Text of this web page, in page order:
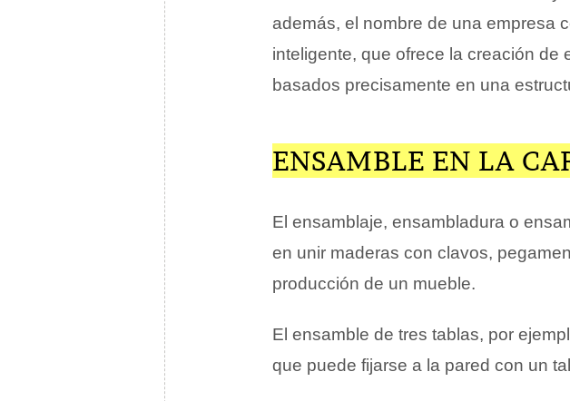
además, el nombre de una empresa
inteligente, que ofrece la creación de
basados precisamente en una
ENSAMBLE EN LA
El ensamblaje, ensambladura o
en unir maderas con clavos,
producción de un mueble.
El ensamble de tres tablas, por
que puede fijarse a la pared con un